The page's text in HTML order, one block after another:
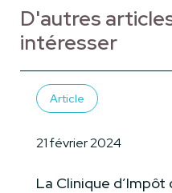
D'autres
intéresser
La Clinique
Article
21 février 2024